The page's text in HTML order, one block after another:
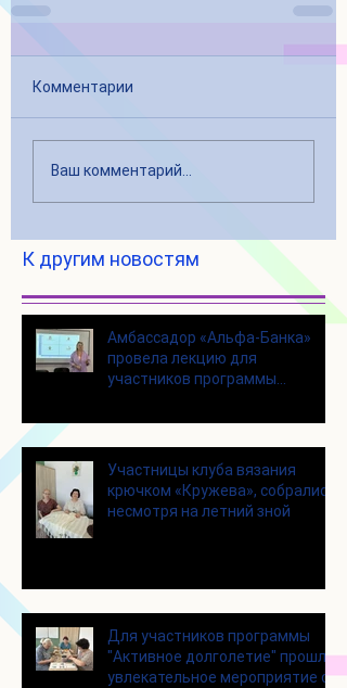
Комментарии
Ваш комментарий...
К другим новостям
Амбассадор «Альфа-Банка»
провела лекцию для
участников программы
Участницы клуба вязания
крючком «Кружева», собрались
несмотря на летний зной
Для участников программы
"Активное долголетие" прошло
увлекательное мероприятие с